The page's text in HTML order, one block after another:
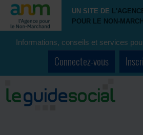
UN SITE DE
POUR LE NON-
Informations, conseils et services
Connectez-vous